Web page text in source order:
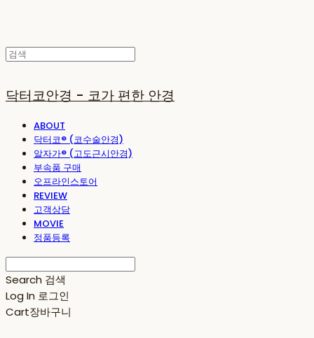
닥터코안경 - 코가 편한 안경
ABOUT
닥터코® (코수술안경)
알자가® (고도근시안경)
부속품 구매
오프라인스토어
REVIEW
고객상담
MOVIE
정품등록
Search 검색
Log In 로그인
Cart장바구니